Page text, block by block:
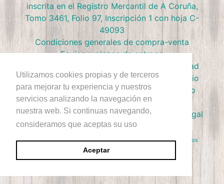
Utilizamos cookies propias y de terceros
para mejorar tu experiencia y nuestros
servicios analizando la navegación en
nuestra web. Si continuas navegando,
consideramos que aceptas su uso
Aceptar
inscrita en el Registro Mercantil de A Coruña,
Tomo 3461, Folio 97, Inscripción 1 con hoja C-
49093
Condiciones generales de compra-venta
Envíos y plazos de entrega
Política de privacidad
Política de devolución
Términos de Servicio
Política de Cookies
Política de reembolso
Condiciones Club Doctor Panush
Ejercer derecho de desestimiento
Aviso Legal
Derecho de Autor © 2026Doctor Panush. Reservados todos los
derechos.
Sitio diseñado por Rawsterne